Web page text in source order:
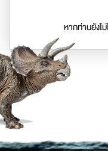
หากท่านยังไ